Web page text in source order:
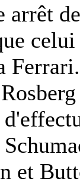
arrêt
Ferrari.
et